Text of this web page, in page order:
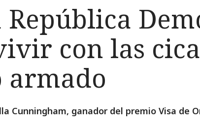
República
con las
Cunningham, ganador del premio Visa de